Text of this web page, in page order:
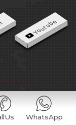
WhatsApp
Youtube